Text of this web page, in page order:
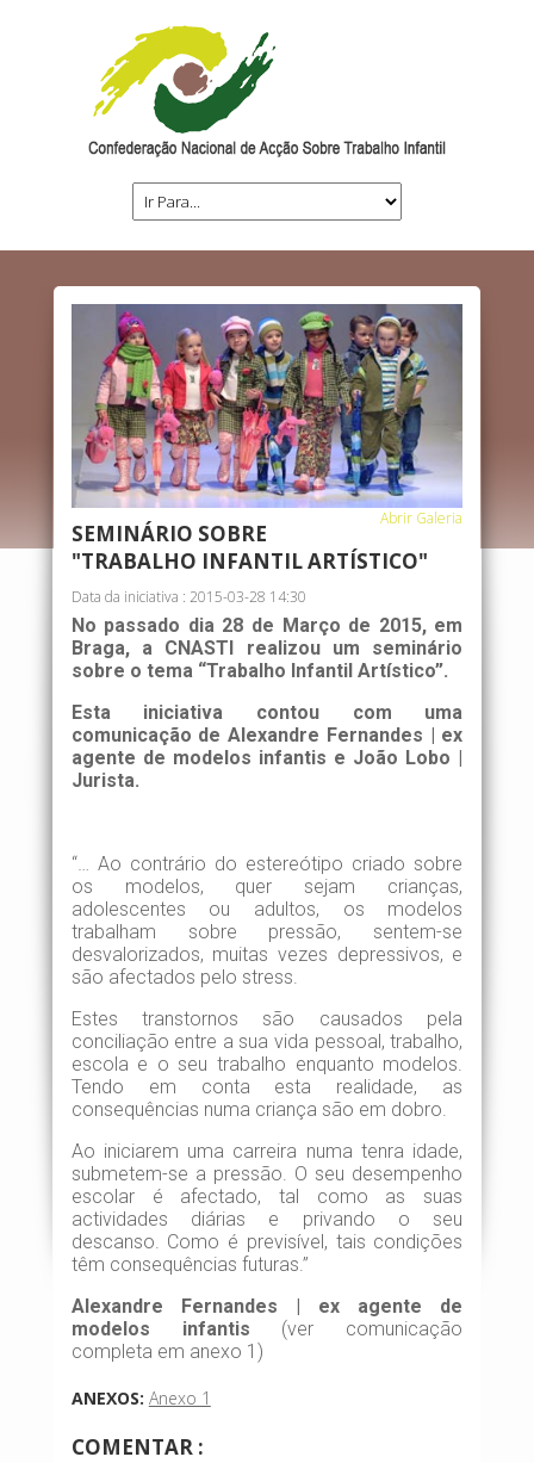
Abrir Galeria
SEMINÁRIO SOBRE
"TRABALHO INFANTIL ARTÍSTICO"
Data da iniciativa : 2015-03-28 14:30
No passado dia 28 de Março de 2015, em
Braga, a CNASTI realizou um seminário
sobre o tema “Trabalho Infantil Artístico”.
Esta iniciativa contou com uma
comunicação de Alexandre Fernandes | ex
agente de modelos infantis e João Lobo |
Jurista.
“… Ao contrário do estereótipo criado sobre
os modelos, quer sejam crianças,
adolescentes ou adultos, os modelos
trabalham sobre pressão, sentem-se
desvalorizados, muitas vezes depressivos, e
são afectados pelo stress.
Estes transtornos são causados pela
conciliação entre a sua vida pessoal, trabalho,
escola e o seu trabalho enquanto modelos.
Tendo em conta esta realidade, as
consequências numa criança são em dobro.
Ao iniciarem uma carreira numa tenra idade,
submetem-se a pressão. O seu desempenho
escolar é afectado, tal como as suas
actividades diárias e privando o seu
descanso. Como é previsível, tais condições
têm consequências futuras.”
Alexandre Fernandes | ex agente de
modelos infantis (ver comunicação
completa em anexo 1)
ANEXOS: Anexo 1
COMENTAR :